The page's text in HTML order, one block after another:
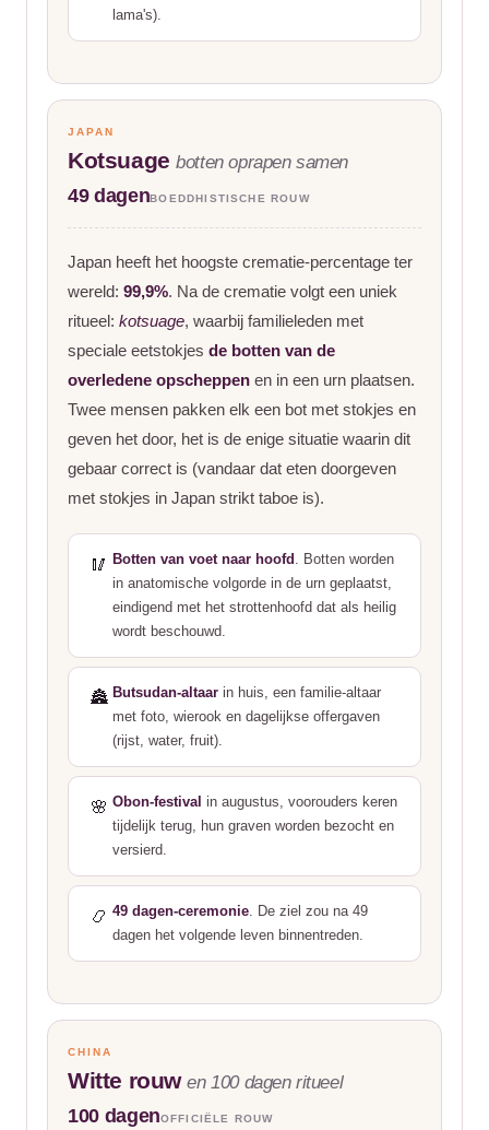
lama's).
JAPAN
Kotsuagebotten oprapen samen
49 dagenBOEDDHISTISCHE ROUW
Japan heeft het hoogste crematie-percentage ter
wereld: 99,9%. Na de crematie volgt een uniek
ritueel: kotsuage, waarbij familieleden met
speciale eetstokjes de botten van de
overledene opscheppen en in een urn plaatsen.
Twee mensen pakken elk een bot met stokjes en
geven het door, het is de enige situatie waarin dit
gebaar correct is (vandaar dat eten doorgeven
met stokjes in Japan strikt taboe is).
🥢 Botten van voet naar hoofd
. Botten worden
in anatomische volgorde in de urn geplaatst,
eindigend met het strottenhoofd dat als heilig
wordt beschouwd.
🏯 Butsudan-altaar in huis, een familie-altaar
met foto, wierook en dagelijkse offergaven
(rijst, water, fruit).
🌸 Obon-festival in augustus, voorouders keren
tijdelijk terug, hun graven worden bezocht en
versierd.
📿 49 dagen-ceremonie . De ziel zou na 49
dagen het volgende leven binnentreden.
CHINA
Witte rouwen 100 dagen ritueel
100 dagenOFFICIËLE ROUW